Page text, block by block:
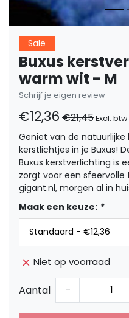
Sale
Buxus
warm wit - M
Schrijf je eigen review
€12,36 €21,45Excl. btw
Geniet van de
kerstlichtjes in je Buxus!
Buxus kerstverlichting is
zorgt voor een sfeervolle
gigant.nl, morgen al in
Maak een keuze: *
Niet op voorraad
Aantal -